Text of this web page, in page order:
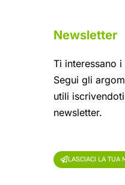
Newsletter
Ti interessano
Segui gli
utili
newsletter.
LASCIACI LA TUA